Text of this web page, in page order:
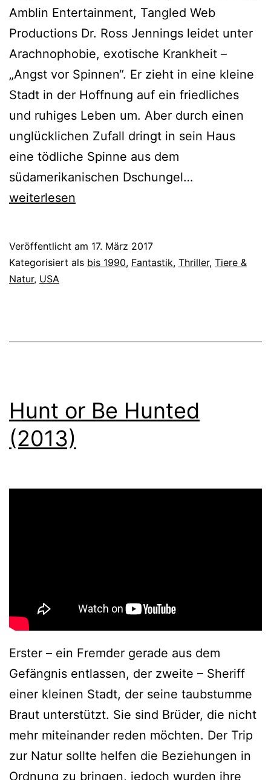
Amblin Entertainment, Tangled Web
Productions Dr. Ross Jennings leidet unter
Arachnophobie, exotische Krankheit –
„Angst vor Spinnen“. Er zieht in eine kleine
Stadt in der Hoffnung auf ein friedliches
und ruhiges Leben um. Aber durch einen
unglücklichen Zufall dringt in sein Haus
eine tödliche Spinne aus dem
südamerikanischen Dschungel…
weiterlesen
Veröffentlicht am 17. März 2017
Kategorisiert als bis 1990, Fantastik, Thriller, Tiere &
Natur, USA
Hunt or Be Hunted
(2013)
Erster – ein Fremder gerade aus dem
Gefängnis entlassen, der zweite – Sheriff
einer kleinen Stadt, der seine taubstumme
Braut unterstützt. Sie sind Brüder, die nicht
mehr miteinander reden möchten. Der Trip
zur Natur sollte helfen die Beziehungen in
Ordnung zu bringen, jedoch wurden ihre